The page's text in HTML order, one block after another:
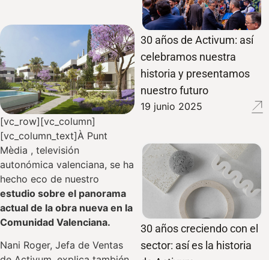
[vc_row][vc_column]
[vc_column_text]À Punt
Mèdia , televisión
autonómica valenciana, se ha
hecho eco de nuestro
estudio sobre el panorama
actual de la obra nueva en la
Comunidad Valenciana.
Nani Roger, Jefa de Ventas
30 años de Activum: así
celebramos nuestra
historia y presentamos
nuestro futuro
19 junio 2025
30 años creciendo con el
sector: así es la historia